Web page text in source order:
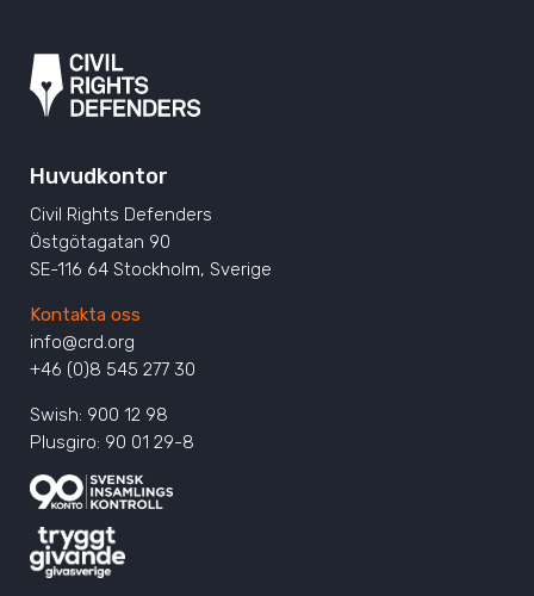
Huvudkontor
Civil Rights Defenders
Östgötagatan 90
SE-116 64 Stockholm, Sverige
Kontakta oss
info@crd.org
+46 (0)8 545 277 30
Swish: 900 12 98
Plusgiro: 90 01 29-8